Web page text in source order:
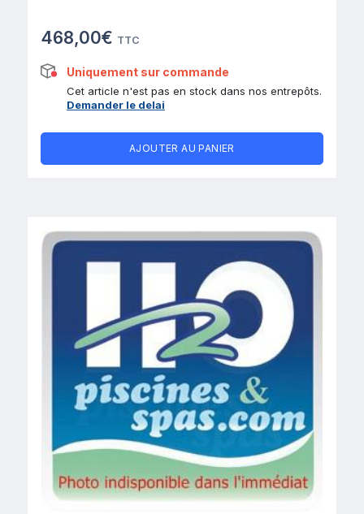
468,00€ TTC
Uniquement sur commande
Cet article n'est pas en stock dans nos entrepôts.
Demander le delai
AJOUTER AU PANIER